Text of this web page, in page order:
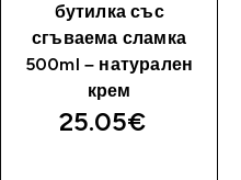
бутилка със
сгъваема сламка
500ml – натурален
крем
25.05€‎